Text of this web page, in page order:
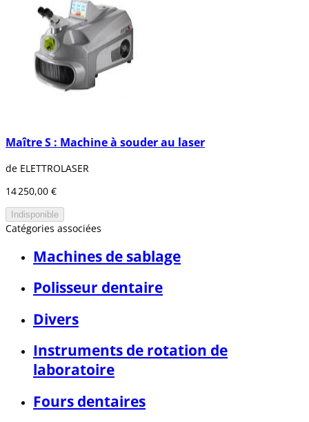
Maître S : Machine à souder au laser
de ELETTROLASER
14 250,00 €
Indisponible
Catégories associées
Machines de sablage
Polisseur dentaire
Divers
Instruments de rotation de
laboratoire
Fours dentaires